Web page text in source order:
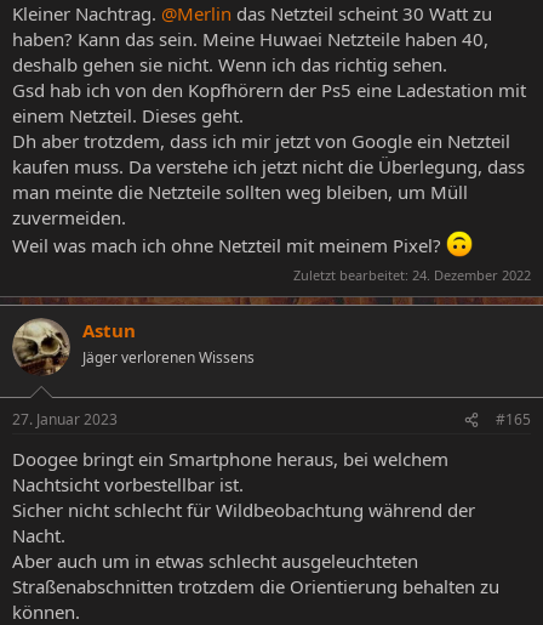
Kleiner Nachtrag. @Merlin das Netzteil scheint 30 Watt zu
haben? Kann das sein. Meine Huwaei Netzteile haben 40,
deshalb gehen sie nicht. Wenn ich das richtig sehen.
Gsd hab ich von den Kopfhörern der Ps5 eine Ladestation mit
einem Netzteil. Dieses geht.
Dh aber trotzdem, dass ich mir jetzt von Google ein Netzteil
kaufen muss. Da verstehe ich jetzt nicht die Überlegung, dass
man meinte die Netzteile sollten weg bleiben, um Müll
zuvermeiden.
Weil was mach ich ohne Netzteil mit meinem Pixel?
Zuletzt bearbeitet: 24. Dezember 2022
Astun
Jäger verlorenen Wissens
27. Januar 2023 #165
Doogee bringt ein Smartphone heraus, bei welchem
Nachtsicht vorbestellbar ist.
Sicher nicht schlecht für Wildbeobachtung während der
Nacht.
Aber auch um in etwas schlecht ausgeleuchteten
Straßenabschnitten trotzdem die Orientierung behalten zu
können.